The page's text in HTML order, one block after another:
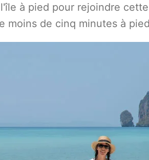
à pied pour rejoindre
moins de cinq minutes à